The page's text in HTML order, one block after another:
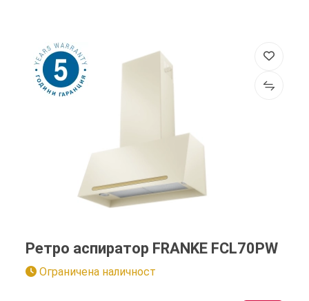
Ретро аспиратор FRANKE FCL70PW
Ограничена наличност